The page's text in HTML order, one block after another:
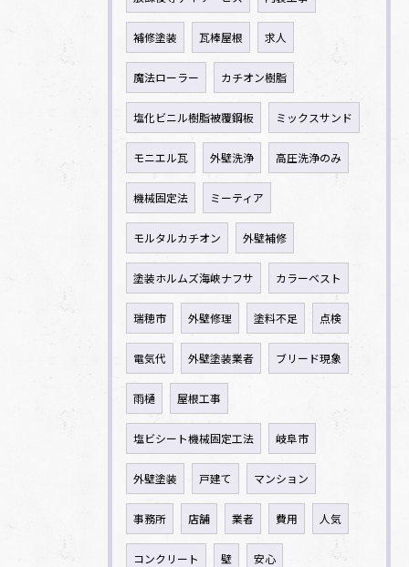
補修塗装 瓦棒屋根 求人
魔法ローラー カチオン樹脂
塩化ビニル樹脂被覆鋼板 ミックスサンド
モニエル瓦 外壁洗浄 高圧洗浄のみ
機械固定法 ミーティア
モルタルカチオン 外壁補修
塗装ホルムズ海峡ナフサ カラーベスト
瑞穂市 外壁修理 塗料不足 点検
電気代 外壁塗装業者 ブリード現象
雨樋 屋根工事
塩ビシート機械固定工法 岐阜市
外壁塗装 戸建て マンション
事務所 店舗 業者 費用 人気
コンクリート 壁 安心